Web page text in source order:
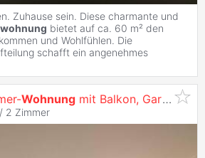
Zuhause sein. Diese charmante und
bietet auf ca. 60 m² den
und Wohlfühlen. Die
schafft ein angenehmes
Wohnung mit Balkon, Gartenzugang und Fernblick in
2 Zimmer